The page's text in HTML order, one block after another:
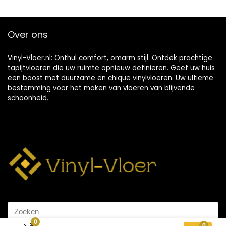
0
Over ons
Vinyl-Vloer.nl: Onthul comfort, omarm stijl. Ontdek prachtige
tapijtvloeren die uw ruimte opnieuw definiëren. Geef uw huis
een boost met duurzame en chique vinylvloeren. Uw ultieme
bestemming voor het maken van vloeren van blijvende
schoonheid.